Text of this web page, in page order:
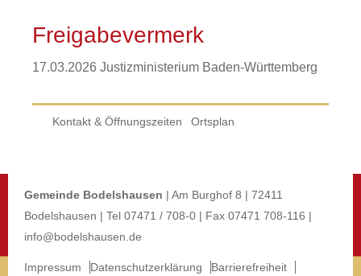
Freigabevermerk
17.03.2026 Justizministerium Baden-Württemberg
Kontakt & Öffnungszeiten Ortsplan
Gemeinde Bodelshausen | Am Burghof 8 | 72411
Bodelshausen | Tel 07471 / 708-0 | Fax 07471 708-116 |
info@bodelshausen.de
Impressum Datenschutzerklärung Barrierefreiheit